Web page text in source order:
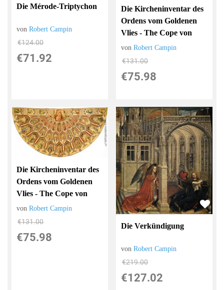
Die Mérode-Triptychon
vonRobert Campin
€124.00
€71.92
Die Kircheninventar des
Ordens vom Goldenen
Vlies - The Cope von
vonRobert Campin
€131.00
€75.98
Die Kircheninventar des
Ordens vom Goldenen
Vlies - The Cope von
vonRobert Campin
€131.00
€75.98
Die Verkündigung
vonRobert Campin
€219.00
€127.02